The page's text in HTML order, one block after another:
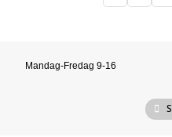
Mandag-Fredag 9-16